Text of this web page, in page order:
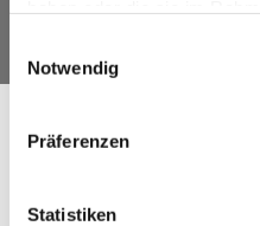
Notwendig
Präferenzen
Statistiken